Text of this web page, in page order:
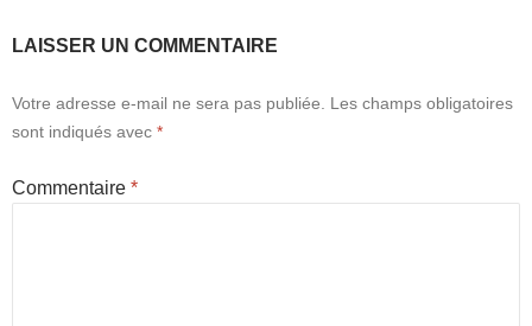
LAISSER UN COMMENTAIRE
Votre adresse e-mail ne sera pas publiée.
Les champs obligatoires
sont indiqués avec *
Commentaire *